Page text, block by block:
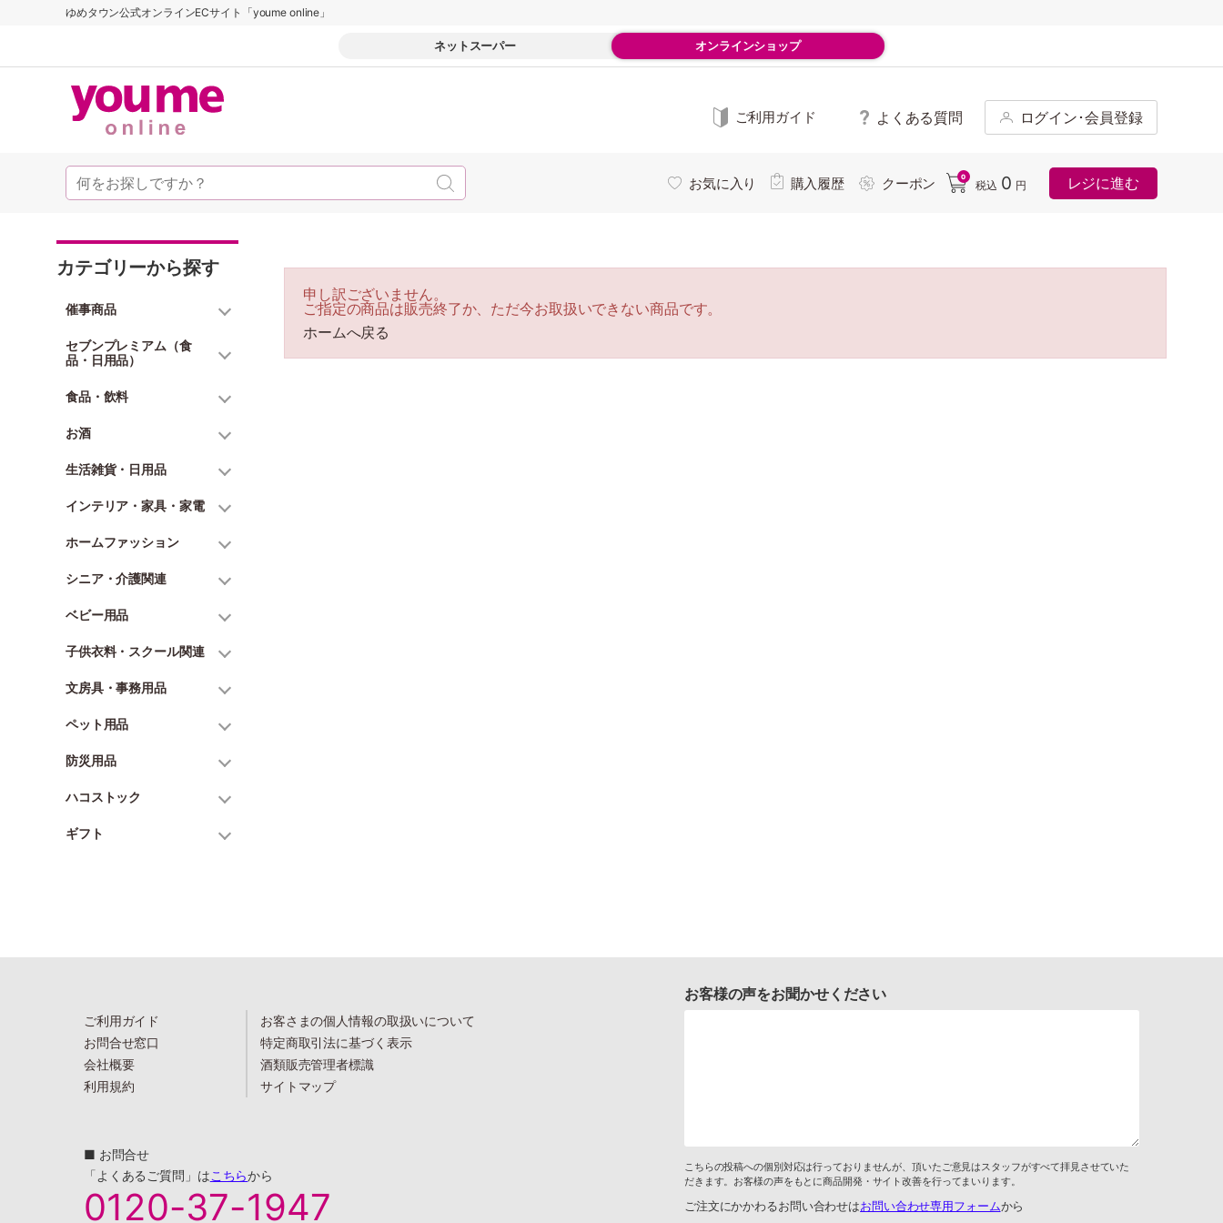
ゆめタウン公式オンラインECサイト「youme online」
ネットスーパー オンラインショップ
ご利用ガイド よくある質問 ログイン･会員登録
お気に入り 購入履歴 クーポン 0
税込 0 円 レジに進む
カテゴリーから探す
催事商品
セブンプレミアム（食
品・日用品）
食品・飲料
お酒
生活雑貨・日用品
インテリア・家具・家電
ホームファッション
シニア・介護関連
ベビー用品
子供衣料・スクール関連
文房具・事務用品
ペット用品
防災用品
ハコストック
ギフト
申し訳ございません。
ご指定の商品は販売終了か、ただ今お取扱いできない商品です。
ホームへ戻る
ご利用ガイド
お問合せ窓口
会社概要
利用規約
お客さまの個人情報の取扱いについて
特定商取引法に基づく表示
酒類販売管理者標識
サイトマップ
■ お問合せ
「よくあるご質問」はこちらから
0120-37-1947
お客様の声をお聞かせください
こちらの投稿への個別対応は行っておりませんが、頂いたご意見はスタッフがすべて拝見させていた
だきます。お客様の声をもとに商品開発・サイト改善を行ってまいります。
ご注文にかかわるお問い合わせはお問い合わせ専用フォームから